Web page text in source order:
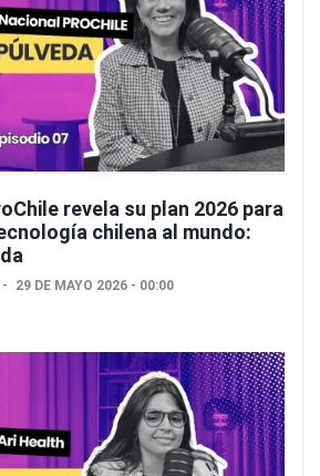
revela su plan 2026 para
chilena al mundo:
29 DE MAYO 2026 - 00:00